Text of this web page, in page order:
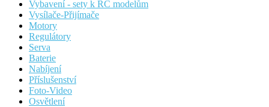
Vybavení - sety k RC modelům
Vysílače-Přijímače
Motory
Regulátory
Serva
Baterie
Nabíjení
Příslušenství
Foto-Video
Osvětlení